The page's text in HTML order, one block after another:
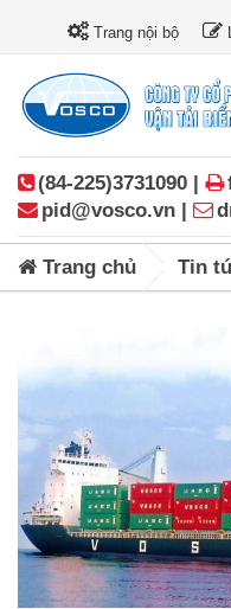
Trang nội bộ
(84-225)3731090 |
pid@vosco.vn |
Trang chủ Tin